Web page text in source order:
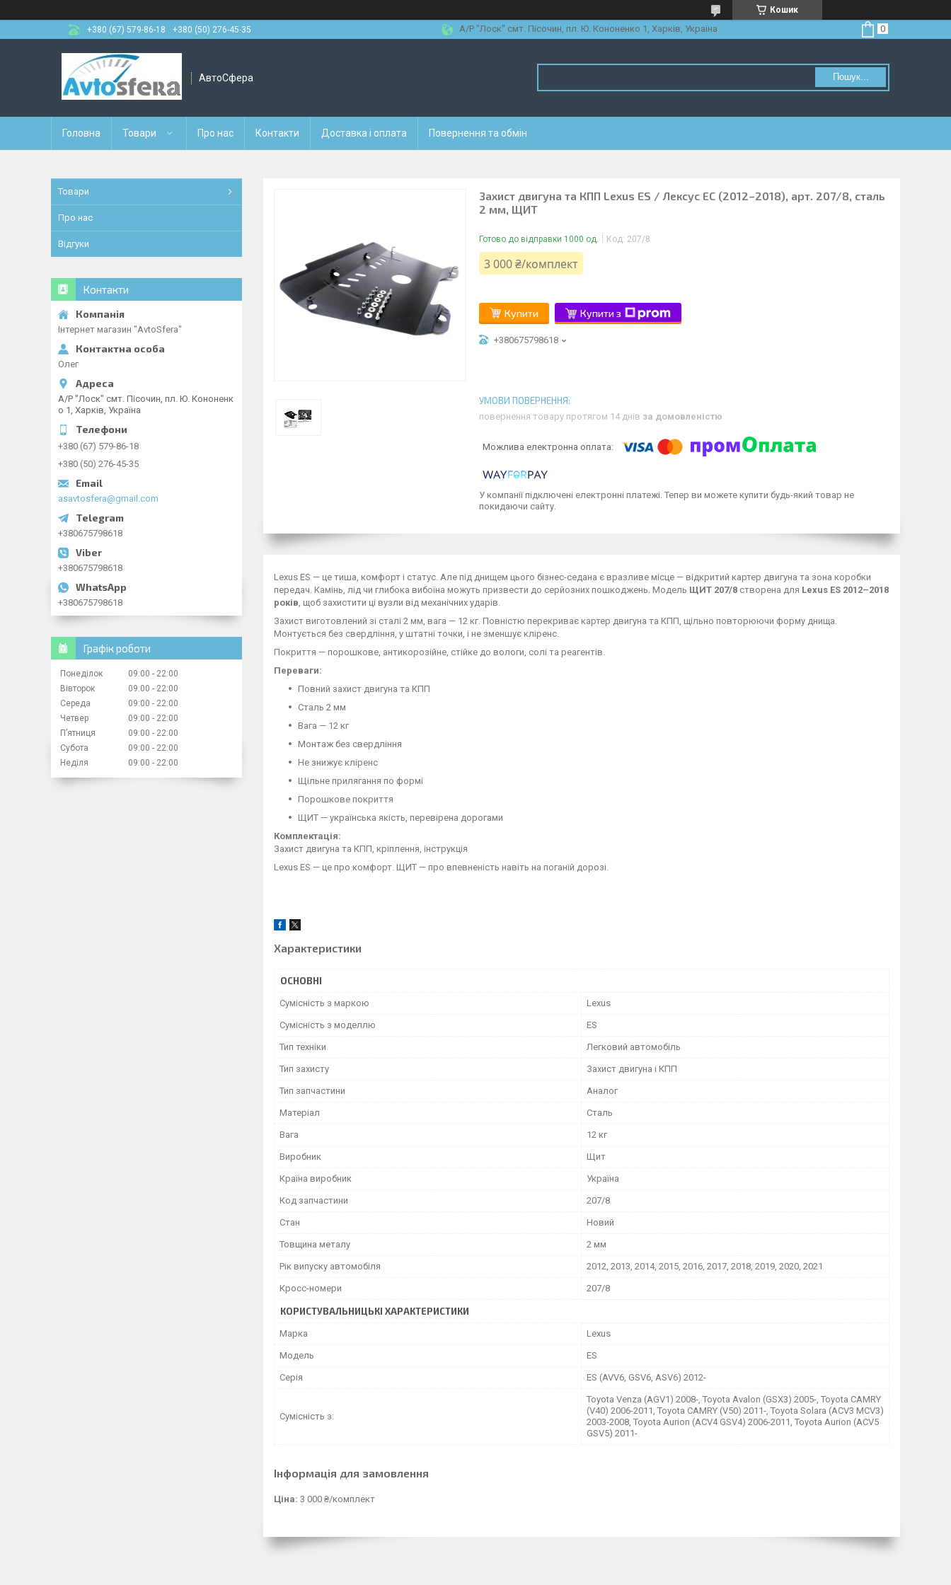
Кошик
+380 (67) 579-86-18
+380 (50) 276-45-35 А/Р "Лоск" смт. Пісочин, пл. Ю. Кононенко 1, Харків, Україна
АвтоСфера Пошук...
Головна Товари Про нас Контакти Доставка і оплата Повернення та обмін
Захист двигуна та КПП Lexus ES / Лексус ЕС (2012–2018), арт. 207/8, сталь
2 мм, ЩИТ
Готово до відправки 1000 од. Код: 207/8
3 000 ₴/комплект
Купити Купити з
+380675798618
повернення товару протягом 14 днів за домовленістю
У компанії підключені електронні платежі. Тепер ви можете купити будь-який товар не
покидаючи сайту.
Lexus ES — це тиша, комфорт і статус. Але під днищем цього бізнес-седана є вразливе місце — відкритий картер двигуна та зона коробки
передач. Камінь, лід чи глибока вибоїна можуть призвести до серйозних пошкоджень. Модель ЩИТ 207/8 створена для Lexus ES 2012–2018
років , щоб захистити ці вузли від механічних ударів.
Захист виготовлений зі сталі 2 мм, вага — 12 кг. Повністю перекриває картер двигуна та КПП, щільно повторюючи форму днища.
Монтується без свердління, у штатні точки, і не зменшує кліренс.
Покриття — порошкове, антикорозійне, стійке до вологи, солі та реагентів.
Переваги:
Повний захист двигуна та КПП
Сталь 2 мм
Вага — 12 кг
Монтаж без свердління
Не знижує кліренс
Щільне прилягання по формі
Порошкове покриття
ЩИТ — українська якість, перевірена дорогами
Комплектація:
Захист двигуна та КПП, кріплення, інструкція
Lexus ES — це про комфорт. ЩИТ — про впевненість навіть на поганій дорозі.
Характеристики
ОСНОВНІ
Сумісність з маркою Lexus
Сумісність з моделлю ES
Тип техніки Легковий автомобіль
Тип захисту Захист двигуна і КПП
Тип запчастини Аналог
Матеріал Сталь
Вага 12 кг
Виробник Щит
Країна виробник Україна
Код запчастини 207/8
Стан Новий
Товщина металу 2 мм
Рік випуску автомобіля 2012, 2013, 2014, 2015, 2016, 2017, 2018, 2019, 2020, 2021
Кросс-номери 207/8
КОРИСТУВАЛЬНИЦЬКІ ХАРАКТЕРИСТИКИ
Марка Lexus
Модель ES
Серія ES (AVV6, GSV6, ASV6) 2012-
Сумісність з:
Toyota Venza (AGV1) 2008-, Toyota Avalon (GSX3) 2005-, Toyota CAMRY
(V40) 2006-2011, Toyota CAMRY (V50) 2011-, Toyota Solara (ACV3 MCV3)
2003-2008, Toyota Aurion (ACV4 GSV4) 2006-2011, Toyota Aurion (ACV5
GSV5) 2011-
Інформація для замовлення
Ціна: 3 000 ₴/комплект
Товари
Про нас
Відгуки
Контакти
Інтернет магазин "AvtoSfera"
Олег
А/Р "Лоск" смт. Пісочин, пл. Ю. Кононенк
о 1, Харків, Україна
+380 (67) 579-86-18
+380 (50) 276-45-35
asavtosfera@gmail.com
+380675798618
+380675798618
+380675798618
Графік роботи
Понеділок 09:00
22:00
Вівторок
09:00
22:00
Середа
09:00
22:00
Четвер
09:00
22:00
Пʼятниця
09:00
22:00
Субота
09:00
22:00
Неділя
09:00 22:00